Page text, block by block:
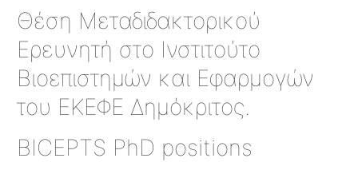
Θέση Μεταδιδακτορικού
Ερευνητή στο Ινστιτούτο
Βιοεπιστημών και Εφαρμογών
του ΕΚΕΦΕ Δημόκριτος.
BICEPTS PhD positions